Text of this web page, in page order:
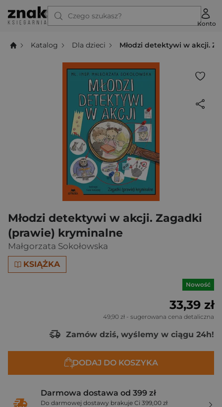
Czego szukasz?
Konto
Katalog Dla dzieci Młodzi detektywi w akcji.
Młodzi detektywi w akcji. Zagadki
(prawie) kryminalne
Małgorzata Sokołowska
KSIĄŻKA
Nowość
33,39 zł
49,90 zł - sugerowana cena detaliczna
Zamów dziś, wyślemy w ciągu 24h!
DODAJ DO KOSZYKA
Darmowa dostawa od 399 zł
Do darmowej dostawy brakuje Ci 399,00 zł